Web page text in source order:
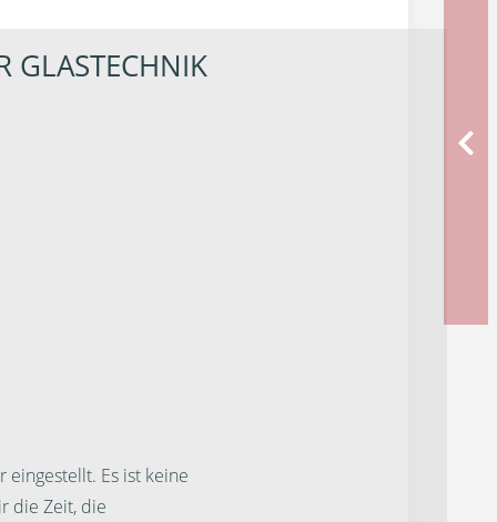
GLASTECHNIK
Es ist keine
die Zeit, die